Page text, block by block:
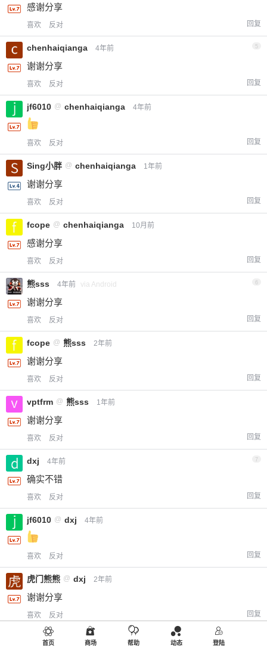
感谢分享
喜欢 反对 回复
chenhaiqianga 4年前 5
谢谢分享
喜欢 反对 回复
jf6010 @ chenhaiqianga 4年前
喜欢 反对 回复
Sing小胖 @ chenhaiqianga 1年前
谢谢分享
喜欢 反对 回复
fcope @ chenhaiqianga 10月前
感谢分享
喜欢 反对 回复
熊sss 4年前 via Android
谢谢分享
喜欢 反对 回复
fcope @ 熊sss 2年前
谢谢分享
喜欢 反对 回复
vptfrm @ 熊sss 1年前
谢谢分享
喜欢 反对 回复
dxj 4年前 7
确实不错
喜欢 反对 回复
jf6010 @ dxj 4年前
喜欢 反对 回复
虎门熊熊 @ dxj 2年前
谢谢分享
喜欢 反对 回复
4年前
首页 商场 帮助 动态 登陆